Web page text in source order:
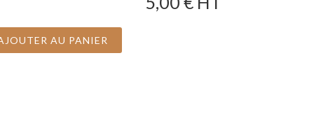
AU PANIER